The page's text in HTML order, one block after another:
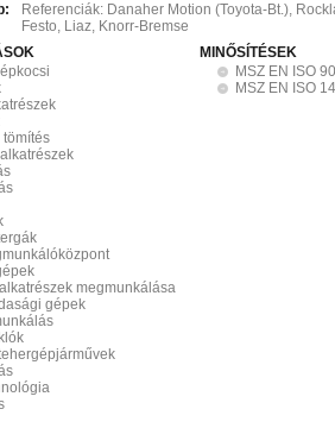
Referenciák: Danaher Motion (Toyota-Bt.),
Festo, Liaz, Knorr-Bremse
tömítés
megmunkálása
gépek
MINŐSÍTÉSEK
MSZ EN ISO
MSZ EN ISO